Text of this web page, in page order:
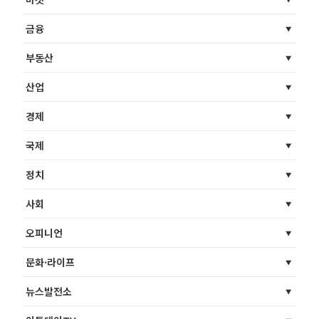
금융
부동산
산업
경제
국제
정치
사회
오피니언
문화·라이프
뉴스발전소